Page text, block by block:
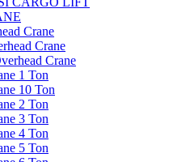
Crane
Crane
Crane
1 Ton
10 Ton
2 Ton
3 Ton
4 Ton
5 Ton